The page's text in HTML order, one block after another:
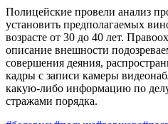
Полицейские провели анализ
установить предполагаемых
возрасте от 30 до 40 лет.
описание внешности
совершения деяния,
кадры с записи камеры
какую-либо информацию по делу,
стражами порядка.